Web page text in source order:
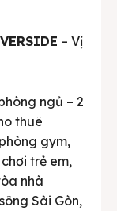
– Vị
ngủ – 2
thuê
gym,
trẻ em,
nhà
Sài Gòn,